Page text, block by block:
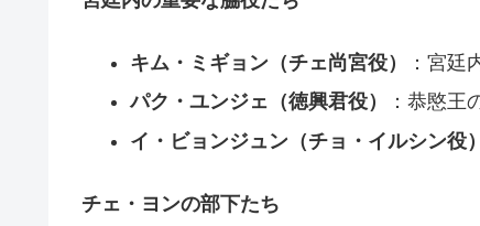
キム・ミギョン（チェ尚宮役）
：宮廷
パク・ユンジェ（徳興君役）
：恭愍王
イ・ビョンジュン（チョ・イルシン役）
チェ・ヨンの部下たち